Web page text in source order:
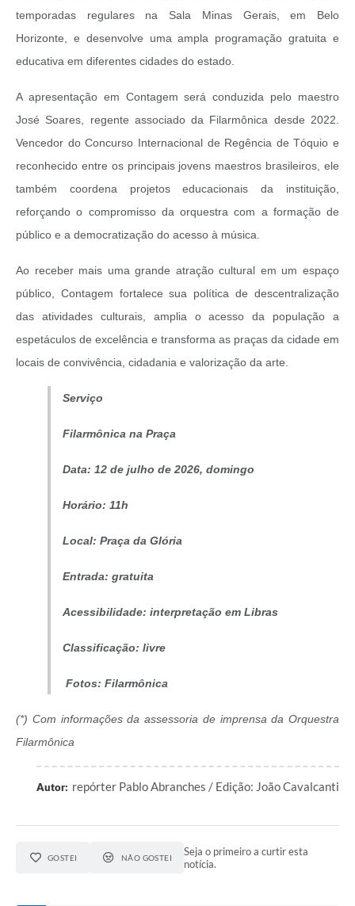
temporadas regulares na Sala Minas Gerais, em Belo
Horizonte, e desenvolve uma ampla programação gratuita e
educativa em diferentes cidades do estado.
A apresentação em Contagem será conduzida pelo maestro
José Soares, regente associado da Filarmônica desde 2022.
Vencedor do Concurso Internacional de Regência de Tóquio e
reconhecido entre os principais jovens maestros brasileiros, ele
também coordena projetos educacionais da instituição,
reforçando o compromisso da orquestra com a formação de
público e a democratização do acesso à música.
Ao receber mais uma grande atração cultural em um espaço
público, Contagem fortalece sua política de descentralização
das atividades culturais, amplia o acesso da população a
espetáculos de excelência e transforma as praças da cidade em
locais de convivência, cidadania e valorização da arte.
Serviço
Filarmônica na Praça
Data: 12 de julho de 2026, domingo
Horário: 11h
Local: Praça da Glória
Entrada: gratuita
Acessibilidade: interpretação em Libras
Classificação: livre
Fotos: Filarmônica
(*) Com informações da assessoria de imprensa da Orquestra
Filarmônica
Autor: repórter Pablo Abranches / Edição: João Cavalcanti
GOSTEI NÃO GOSTEI
Seja o primeiro a curtir esta
notícia.